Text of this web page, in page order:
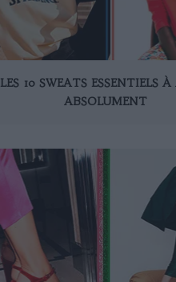
LES 10 SWEATS ESSENTIELS À
ABSOLUMENT